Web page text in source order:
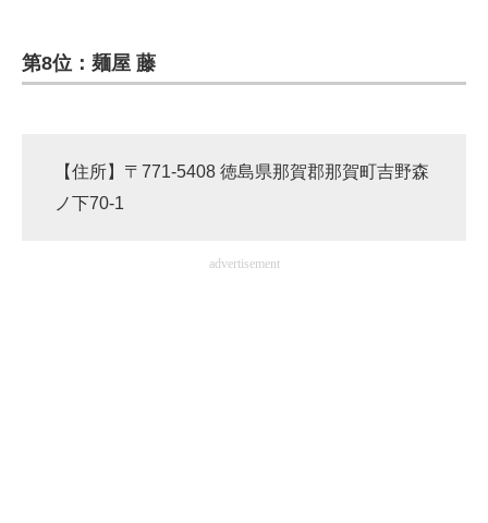
第8位：麺屋 藤
【住所】〒771-5408 徳島県那賀郡那賀町吉野森
ノ下70-1
advertisement